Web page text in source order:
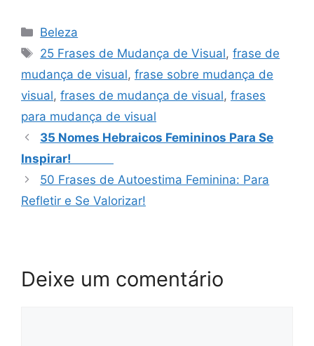
Categorias
Beleza
Tags
25 Frases de Mudança de Visual,frase de
mudança de visual, frase sobre mudança de
visual, frases de mudança de visual, frases
para mudança de visual
35 Nomes Hebraicos Femininos Para Se
Inspirar!
50 Frases de Autoestima Feminina: Para
Refletir e Se Valorizar!
Deixe um comentário